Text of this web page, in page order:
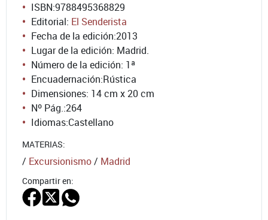
ISBN:9788495368829
Editorial: El Senderista
Fecha de la edición:2013
Lugar de la edición: Madrid.
Número de la edición: 1ª
Encuadernación:Rústica
Dimensiones: 14 cm x 20 cm
Nº Pág.:264
Idiomas:Castellano
MATERIAS:
/ Excursionismo/ Madrid
Compartir en: